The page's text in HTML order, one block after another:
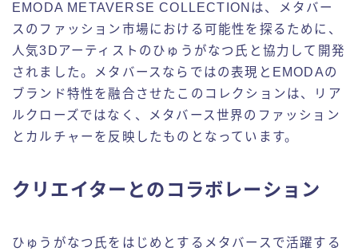
EMODA METAVERSE COLLECTIONは、メタバー
スのファッション市場における可能性を探るために、
人気3Dアーティストのひゅうがなつ氏と協力して開発
されました。メタバースならではの表現とEMODAの
ブランド特性を融合させたこのコレクションは、リア
ルクローズではなく、メタバース世界のファッション
とカルチャーを反映したものとなっています。
クリエイターとのコラボレーション
ひゅうがなつ氏をはじめとするメタバースで活躍する